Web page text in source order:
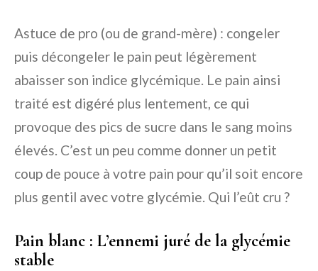
Astuce de pro (ou de grand-mère) : congeler
puis décongeler le pain peut légèrement
abaisser son indice glycémique. Le pain ainsi
traité est digéré plus lentement, ce qui
provoque des pics de sucre dans le sang moins
élevés. C’est un peu comme donner un petit
coup de pouce à votre pain pour qu’il soit encore
plus gentil avec votre glycémie. Qui l’eût cru ?
Pain blanc : L’ennemi juré de la glycémie
stable